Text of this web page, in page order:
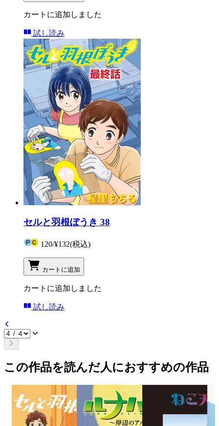
カートに追加しました
試し読み
セルと羽根ぼうき 38
120/¥132(税込)
カートに追加
カートに追加しました
試し読み
この作品を読んだ人におすすめの作品